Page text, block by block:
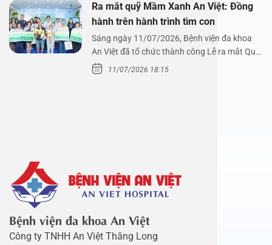
Ra mắt quỹ Mầm Xanh An Việt: Đồng
hành trên hành trình tìm con
Sáng ngày 11/07/2026, Bệnh viện đa khoa
An Việt đã tổ chức thành công Lễ ra mắt Quỹ
Mầm Xanh…
11/07/2026 18:15
Bệnh viện đa khoa An Việt
Công ty TNHH An Việt Thăng Long